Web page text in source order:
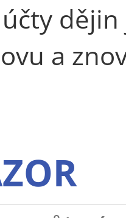
a